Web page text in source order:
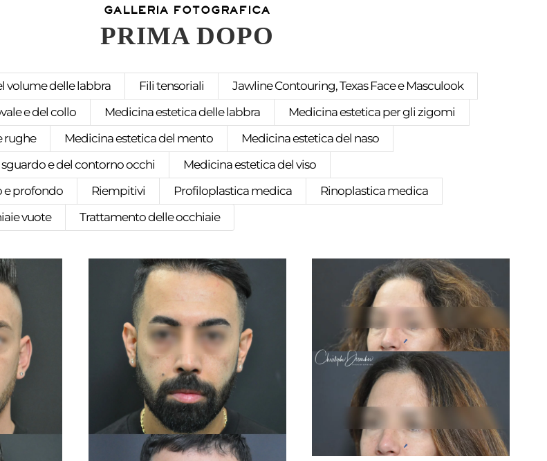
GALLERIA FOTOGRAFICA
PRIMA DOPO
volume delle labbra Fili tensoriali
Jawline Contouring, Texas Face e Masculook
e del collo
Medicina estetica delle labbra
Medicina estetica per gli zigomi
rughe
Medicina estetica del mento
Medicina estetica del naso
e del contorno occhi
Medicina estetica del viso
e profondo
Riempitivi Profiloplastica medica
Rinoplastica medica
vuote
Trattamento delle occhiaie